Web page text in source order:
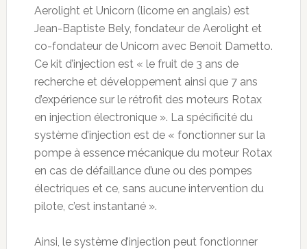
Aerolight et Unicorn (licorne en anglais) est
Jean-Baptiste Bely, fondateur de Aerolight et
co-fondateur de Unicorn avec Benoit Dametto.
Ce kit d’injection est « le fruit de 3 ans de
recherche et développement ainsi que 7 ans
d’expérience sur le rétrofit des moteurs Rotax
en injection électronique ». La spécificité du
système d’injection est de « fonctionner sur la
pompe à essence mécanique du moteur Rotax
en cas de défaillance d’une ou des pompes
électriques et ce, sans aucune intervention du
pilote, c’est instantané ».
Ainsi, le système d’injection peut fonctionner